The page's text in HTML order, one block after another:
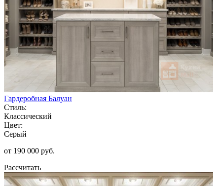
Гардеробная Балуан
Стиль:
Классический
Цвет:
Серый
от 190 000 руб.
Рассчитать